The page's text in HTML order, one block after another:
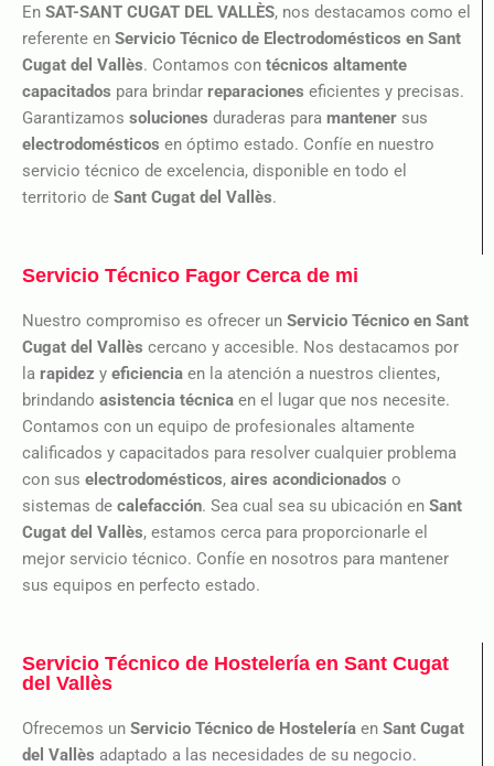
En SAT-SANT CUGAT DEL VALLÈS, nos destacamos como el
referente en Servicio Técnico de Electrodomésticos en Sant
Cugat del Vallès. Contamos con técnicos altamente
capacitados para brindar reparaciones eficientes y precisas.
Garantizamos soluciones duraderas para mantener sus
electrodomésticos en óptimo estado. Confíe en nuestro
servicio técnico de excelencia, disponible en todo el
territorio de Sant Cugat del Vallès.
Servicio Técnico Fagor Cerca de mi
Nuestro compromiso es ofrecer un Servicio Técnico en Sant
Cugat del Vallès cercano y accesible. Nos destacamos por
la rapidez y eficiencia en la atención a nuestros clientes,
brindando asistencia técnica en el lugar que nos necesite.
Contamos con un equipo de profesionales altamente
calificados y capacitados para resolver cualquier problema
con sus electrodomésticos, aires acondicionados o
sistemas de calefacción. Sea cual sea su ubicación en Sant
Cugat del Vallès, estamos cerca para proporcionarle el
mejor servicio técnico. Confíe en nosotros para mantener
sus equipos en perfecto estado.
Servicio Técnico de Hostelería en Sant Cugat
del Vallès
Ofrecemos un Servicio Técnico de Hostelería en Sant Cugat
del Vallès adaptado a las necesidades de su negocio.